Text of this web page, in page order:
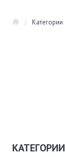
/ Категории
КАТЕГОРИИ